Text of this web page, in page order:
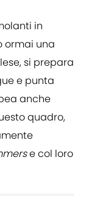
in
ormai una
si prepara
e punta
anche
quadro,
e col loro